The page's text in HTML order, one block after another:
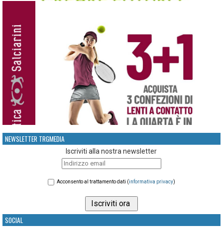
NEWSLETTER TRGMEDIA
Iscriviti alla nostra newsletter
Acconsento al trattamento dati (informativa privacy)
SOCIAL